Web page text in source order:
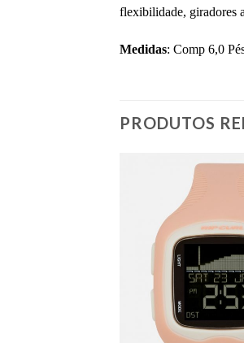
flexibilidade, giradores
Medidas: Comp 6,0
PRODUTOS